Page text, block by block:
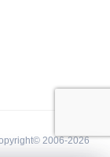
2006-2026